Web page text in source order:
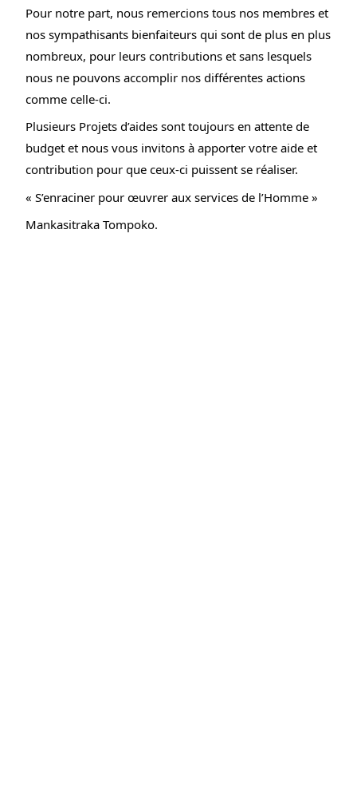
Pour notre part, nous remercions tous nos membres et
nos sympathisants bienfaiteurs qui sont de plus en plus
nombreux, pour leurs contributions et sans lesquels
nous ne pouvons accomplir nos différentes actions
comme celle-ci.
Plusieurs Projets d’aides sont toujours en attente de
budget et nous vous invitons à apporter votre aide et
contribution pour que ceux-ci puissent se réaliser.
« S’enraciner pour œuvrer aux services de l’Homme »
Mankasitraka Tompoko.